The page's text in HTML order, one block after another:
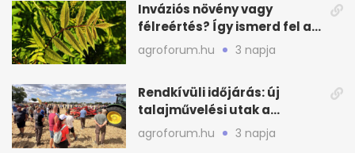
Inváziós növény vagy
félreértés? Így ismerd fel a
valódi kockázatot
agroforum.hu 3 napja
Rendkívüli időjárás: új
talajművelési utak a
gazdáknak
agroforum.hu 3 napja